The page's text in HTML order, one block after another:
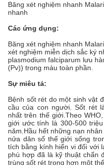
Băng xét nghiệm nhanh
nhanh
Các ứng dụng:
Băng xét nghiệm nhanh
xét nghiệm miễn dịch sắc ký
plasmodium falciparum lưu
(Pv)) trong máu toàn phần.
Sự miêu tả:
Bệnh sốt rét do một sinh vật
cầu của con người. Sốt rét
nhất trên thế giới.Theo
giới ước tính là 300-500
năm.Hầu hết những nạn
nửa dân số thế giới sống
tích bằng kính hiển vi đối với
phù hợp đã là kỹ thuật chẩn
trùng sốt rét trong hơn một